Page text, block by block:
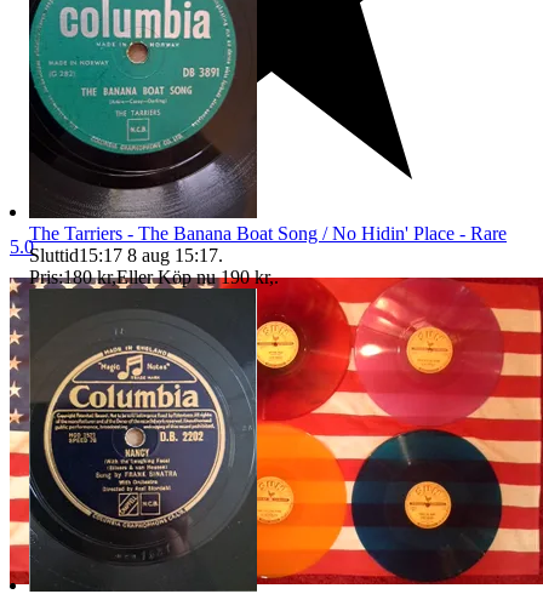
5.0
The Tarriers - The Banana Boat Song / No Hidin' Place - Rare
Sluttid15:17 8 aug 15:17.
Pris:180 kr,Eller Köp nu 190 kr,.